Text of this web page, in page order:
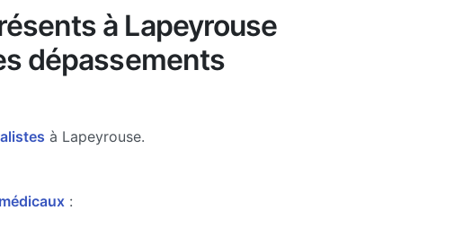
à Lapeyrouse
dépassements
à Lapeyrouse.
: